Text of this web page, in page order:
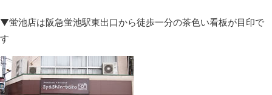
▼蛍池店は阪急蛍池駅東出口から徒歩一分の茶色い看板が目印で
す